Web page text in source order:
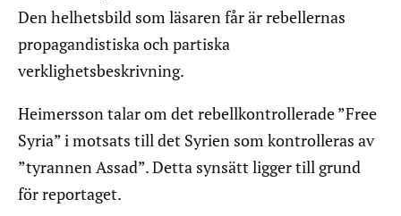
Den helhetsbild som läsaren får är rebellernas
propagandistiska och partiska
verklighetsbeskrivning.
Heimersson talar om det rebellkontrollerade ”Free
Syria” i motsats till det Syrien som kontrolleras av
”tyrannen Assad”. Detta synsätt ligger till grund
för reportaget.